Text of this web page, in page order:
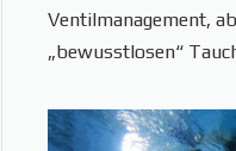
Ventilmanagement,
„bewusstlosen“